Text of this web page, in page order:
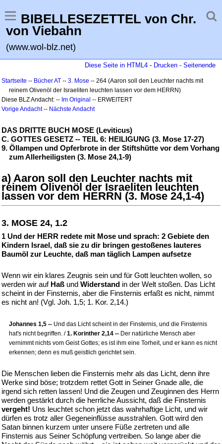
BIBELLESEZETTEL von Chr.
von Viebahn
(www.wol-blz.net)
Diese Seite in HTML4 - Drucken - Seitenende
Startseite -- Bücher AT -- 3. Mose -- 264 (Aaron soll den Leuchter nachts mit
reinem Olivenöl der Israeliten leuchten lassen vor dem HERRN)
Diese BLZ Andacht: -- Im Original -- ERWEITERT
Vorige Andacht-- Nächste Andacht
DAS DRITTE BUCH MOSE (Leviticus)
C. GOTTES GESETZ -- TEIL 6: HEILIGUNG (3. Mose 17-27)
9. Öllampen und Opferbrote in der Stiftshütte vor dem Vorhang
zum Allerheiligsten (3. Mose 24,1-9)
a) Aaron soll den Leuchter nachts mit
reinem Olivenöl der Israeliten leuchten
lassen vor dem HERRN (3. Mose 24,1-4)
3. MOSE 24, 1.2
1 Und der HERR redete mit Mose und sprach: 2 Gebiete den
Kindern Israel, daß sie zu dir bringen gestoßenes lauteres
Baumöl zur Leuchte, daß man täglich Lampen aufsetze
Wenn wir ein klares Zeugnis sein und für Gott leuchten wollen, so
werden wir auf Haß und Widerstand in der Welt stoßen. Das Licht
scheint in der Finsternis, aber die Finsternis erfaßt es nicht, nimmt
es nicht an! (Vgl. Joh. 1,5; 1. Kor. 2,14.)
Johannes 1,5 -- Und das Licht scheint in der Finsternis, und die Finsternis
hat's nicht begriffen. /1. Korinther 2,14 -- Der natürliche Mensch aber
vernimmt nichts vom Geist Gottes; es ist ihm eine Torheit, und er kann es nicht
erkennen; denn es muß geistlich gerichtet sein.
Die Menschen lieben die Finsternis mehr als das Licht, denn ihre
Werke sind böse; trotzdem rettet Gott in Seiner Gnade alle, die
irgend sich retten lassen! Und die Zeugen und Zeuginnen des Herrn
werden gestärkt durch die herrliche Aussicht, daß die Finsternis
vergeht! Uns leuchtet schon jetzt das wahrhaftige Licht, und wir
dürfen es trotz aller Gegeneinflüsse ausstrahlen. Gott wird den
Satan binnen kurzem unter unsere Füße zertreten und alle
Finsternis aus Seiner Schöpfung vertreiben. So lange aber die